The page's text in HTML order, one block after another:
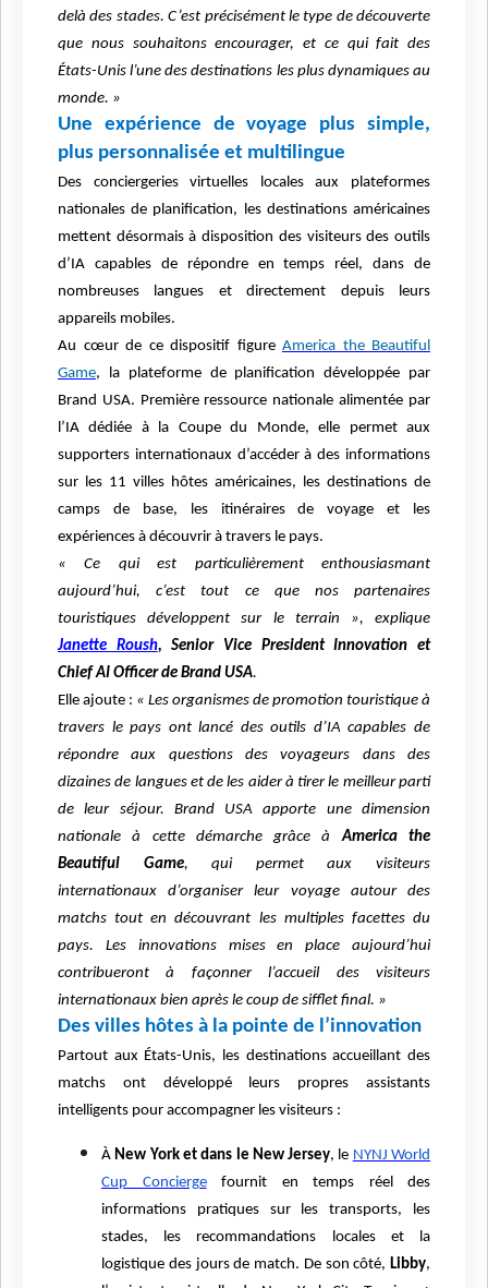
delà des stades. C’est précisément le type de découverte
que nous souhaitons encourager, et ce qui fait des
États-Unis l’une des destinations les plus dynamiques au
monde. »
Une expérience de voyage plus simple,
plus personnalisée et multilingue
Des conciergeries virtuelles locales aux plateformes
nationales de planification, les destinations américaines
mettent désormais à disposition des visiteurs des outils
d’IA capables de répondre en temps réel, dans de
nombreuses langues et directement depuis leurs
appareils mobiles.
Au cœur de ce dispositif figure America the Beautiful
Game, la plateforme de planification développée par
Brand USA. Première ressource nationale alimentée par
l’IA dédiée à la Coupe du Monde, elle permet aux
supporters internationaux d’accéder à des informations
sur les 11 villes hôtes américaines, les destinations de
camps de base, les itinéraires de voyage et les
expériences à découvrir à travers le pays.
« Ce qui est particulièrement enthousiasmant
aujourd’hui, c’est tout ce que nos partenaires
touristiques développent sur le terrain », explique
Janette Roush, Senior Vice President Innovation et
Chief AI Officer de Brand USA.
Elle ajoute : « Les organismes de promotion touristique à
travers le pays ont lancé des outils d’IA capables de
répondre aux questions des voyageurs dans des
dizaines de langues et de les aider à tirer le meilleur parti
de leur séjour. Brand USA apporte une dimension
nationale à cette démarche grâce àAmerica the
Beautiful Game, qui permet aux visiteurs
internationaux d’organiser leur voyage autour des
matchs tout en découvrant les multiples facettes du
pays. Les innovations mises en place aujourd’hui
contribueront à façonner l’accueil des visiteurs
internationaux bien après le coup de sifflet final. »
Des villes hôtes à la pointe de l’innovation
Partout aux États-Unis, les destinations accueillant des
matchs ont développé leurs propres assistants
intelligents pour accompagner les visiteurs :
ÀNew York et dans le New Jersey, le NYNJ World
Cup Conciergefournit en temps réel des
informations pratiques sur les transports, les
stades, les recommandations locales et la
logistique des jours de match. De son côté, Libby,